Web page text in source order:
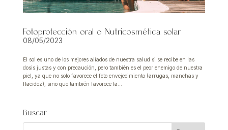
Fotoprotección oral o Nutricosmética solar
08/05/2023
El sol es uno de los mejores aliados de nuestra salud si se recibe en las
dosis justas y con precaución, pero también es el peor enemigo de nuestra
piel, ya que no solo favorece el foto envejecimiento (arrugas, manchas y
flacidez), sino que también favorece la...
Buscar